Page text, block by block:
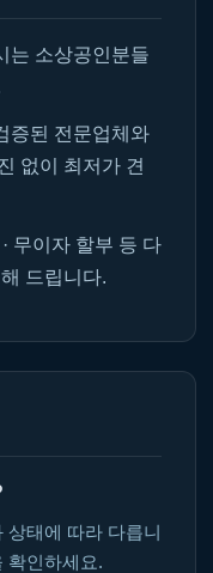
는 소상공인분들
증된 전문업체와
없이 최저가 견
무이자 할부 등 다
드립니다.
태에 따라 다릅니
확인하세요.